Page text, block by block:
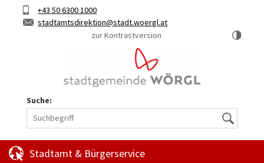
Hauptinhalt
KurztasteTelefon+43 50 6300 1000
E-
stadtamtsdirektion
stadt.woergl.at
zur Kontrastversion
Suche:
Suche
Stadtamt & Bürgerservice